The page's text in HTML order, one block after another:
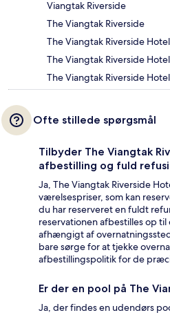
Viangtak Riverside
The Viangtak Riverside
The Viangtak Riverside
The Viangtak Riverside
The Viangtak Riverside
Ofte stillede spørgsmål
Tilbyder The Viangtak
afbestilling og fuld
Ja, The Viangtak Riverside
værelsespriser, som kan
du har reserveret en fuldt
reservationen afbestilles op
afhængigt af
bare sørge for at tjekke
afbestillingspolitik for de
Er der en pool på The
Ja, der findes en udendørs